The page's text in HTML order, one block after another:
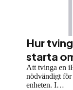
Hur
starta
Att tvinga en
nödvändigt för
enheten. I…